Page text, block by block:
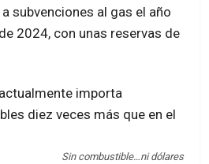
subvenciones al gas el año
2024, con unas reservas de
Sin combustible…ni dólares